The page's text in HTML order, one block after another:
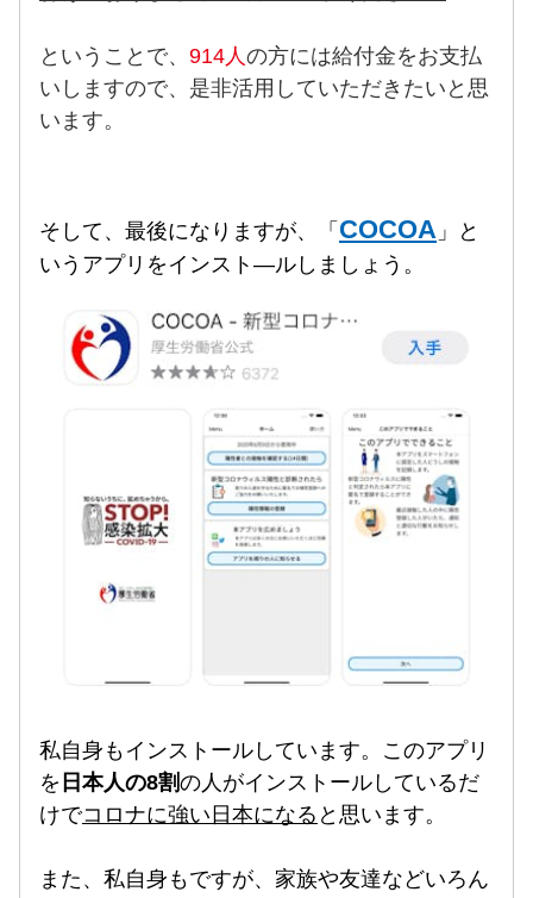
ということで、 914人の方には給付金をお支払
いしますので、是非活用していただきたいと思
います。
そして、最後になりますが、「 COCOA 」と
いうアプリをインスト―ルしましょう。
私自身もインストールしています。このアプリ
を 日本人の8割の人がインストールしているだ
けでコロナに強い日本になる と思います。
また、私自身もですが、家族や友達などいろん